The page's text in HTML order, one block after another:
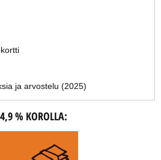
ja arvostelu (2025)
% KOROLLA: